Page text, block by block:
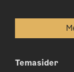
Temasider